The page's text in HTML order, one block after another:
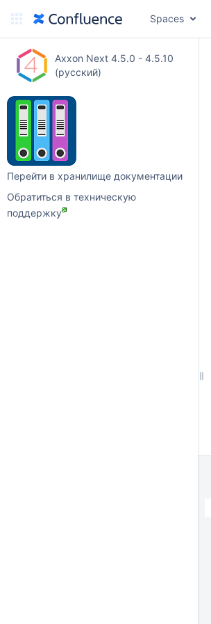
Spaces
Axxon Next 4.5.0 - 4.5.10
(русский)
Перейти в хранилище документации
Обратиться в техническую
поддержку